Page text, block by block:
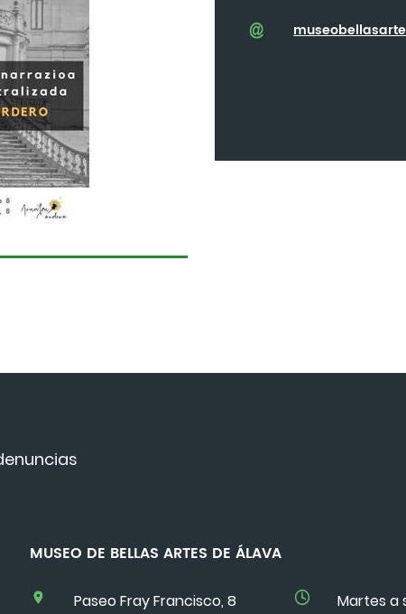
MUSEO DE BELLAS ARTES DE ÁLAVA
Paseo Fray Francisco, 8 Martes a